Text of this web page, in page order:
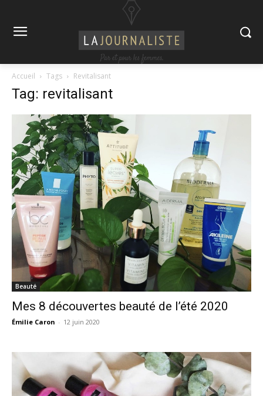
Accueil Tags Revitalisant
Tag: revitalisant
Beauté
Mes 8 découvertes beauté de l’été 2020
Émilie Caron - 12 juin 2020